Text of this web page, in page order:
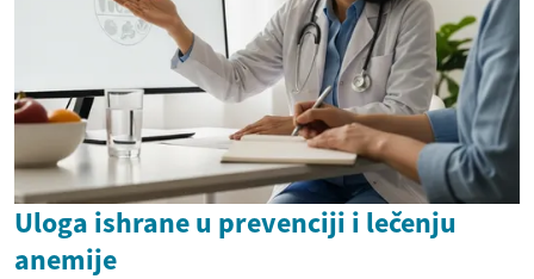
Uloga ishrane u prevenciji i lečenju
anemije